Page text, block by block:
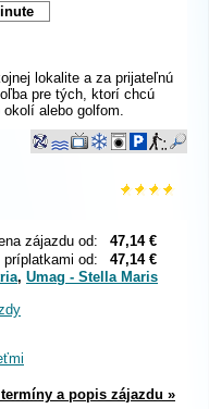
lokalite a za prijateľnú
pre tých, ktorí chcú
alebo golfom.
zájazdu od:
47,14 €
príplatkami od:
47,14 €
, Umag - Stella Maris
a popis zájazdu »